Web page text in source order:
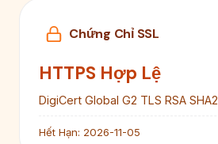
Chứng Chỉ SSL
HTTPS Hợp Lệ
DigiCert Global G2 TLS RSA
Hết Hạn: 2026-11-05